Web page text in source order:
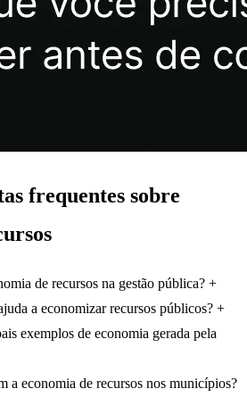
frequentes sobre
de recursos na gestão pública?
a economizar recursos públicos?
exemplos de economia gerada pela
a economia de recursos nos municípios?